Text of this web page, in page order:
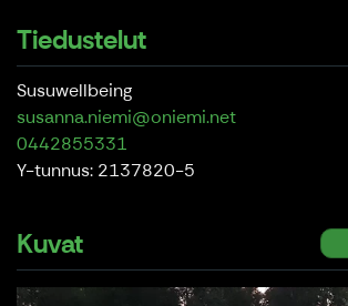
Tiedustelut
Susuwellbeing
susanna.niemi@oniemi.net
0442855331
Y-tunnus: 2137820-5
Kuvat